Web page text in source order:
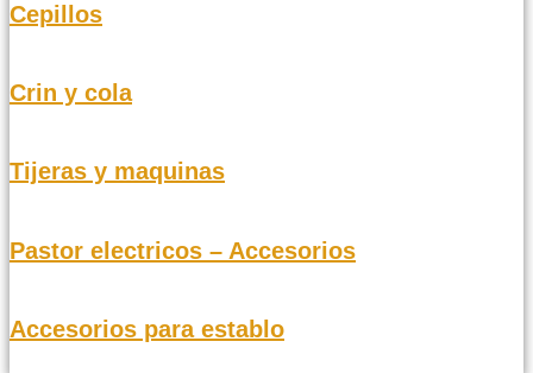
Cepillos
Crin y cola
Tijeras y maquinas
Pastor electricos – Accesorios
Accesorios para establo